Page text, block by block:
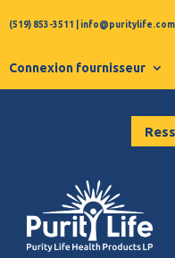
(519) 853-3511 info@puritylife.com
Connexion fournisseur